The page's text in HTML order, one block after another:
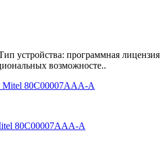
устройства: программная лицензия
возможносте..
80C00007AAA-A